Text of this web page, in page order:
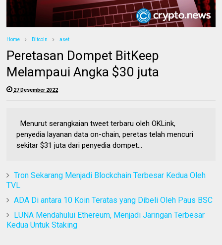
Home Bitcoin aset
Peretasan Dompet BitKeep
Melampaui Angka $30 juta
27 Desember 2022
Menurut serangkaian tweet terbaru oleh OKLink,
penyedia layanan data on-chain, peretas telah mencuri
sekitar $31 juta dari penyedia dompet...
Tron Sekarang Menjadi Blockchain Terbesar Kedua Oleh
TVL
ADA Di antara 10 Koin Teratas yang Dibeli Oleh Paus BSC
LUNA Mendahului Ethereum, Menjadi Jaringan Terbesar
Kedua Untuk Staking